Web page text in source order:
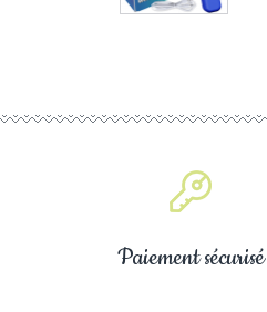
Paiement sécurisé